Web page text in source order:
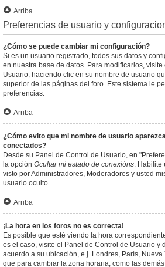
Arriba
Preferencias de usuario y
¿Cómo se puede cambiar mi configuración?
Si es un usuario registrado, todos sus datos y
en nuestra base de datos. Para modificarlos,
Usuario; haciendo clic en su nombre de usuario
superior de las páginas del foro. Este sistema le
preferencias.
Arriba
¿Cómo evito que mi nombre de usuario
conectados?
Desde su Panel de Control de Usuario, en
la opción Ocultar mi estado de conexións. Habilite
visto por Administradores, Moderadores y usted
usuario oculto.
Arriba
¡La hora en los foros no es correcta!
Es posible que esté viendo la hora
es el caso, visite el Panel de Control de Usuario y
acuerdo a su ubicación, e.j. Londres, París, Nueva
que para cambiar la zona horaria, como las